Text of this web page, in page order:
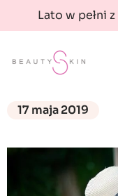
Lato w pełni
17 maja 2019